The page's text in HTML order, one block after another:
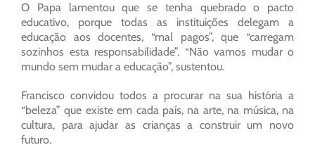
O Papa lamentou que se tenha quebrado o pacto
educativo, porque todas as instituições delegam a
educação aos docentes, “mal pagos”, que “carregam
sozinhos esta responsabilidade”. “Não vamos mudar o
mundo sem mudar a educação”, sustentou.
Francisco convidou todos a procurar na sua história a
“beleza” que existe em cada país, na arte, na música, na
cultura, para ajudar as crianças a construir um novo
futuro.